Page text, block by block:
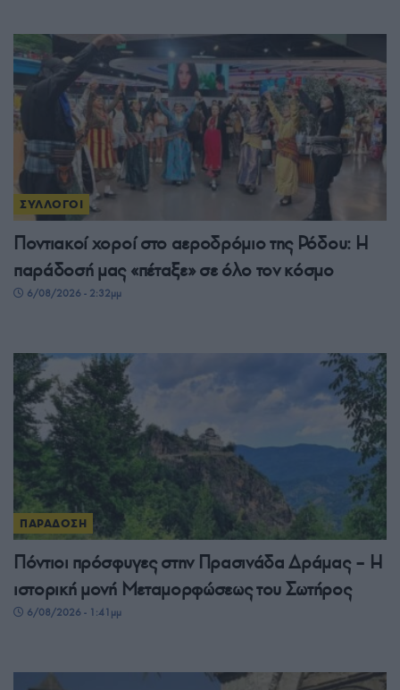
ΣΥΛΛΟΓΟΙ
Ποντιακοί χοροί στο αεροδρόμιο της Ρόδου: Η
παράδοσή μας «πέταξε» σε όλο τον κόσμο
6/08/2026 - 2:32μμ
ΠΑΡΑΔΟΣΗ
Πόντιοι πρόσφυγες στην Πρασινάδα Δράμας – Η
ιστορική μονή Μεταμορφώσεως του Σωτήρος
6/08/2026 - 1:41μμ